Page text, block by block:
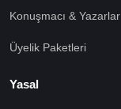
Konuşmacı & Yazarlar
Üyelik Paketleri
Yasal